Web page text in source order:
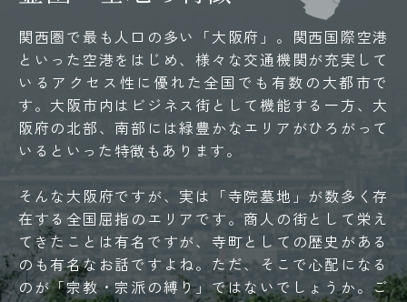
関西圏で最も人口の多い「大阪府」。関西国際空港
といった空港をはじめ、様々な交通機関が充実して
いるアクセス性に優れた全国でも有数の大都市で
す。大阪市内はビジネス街として機能する一方、大
阪府の北部、南部には緑豊かなエリアがひろがって
いるといった特徴もあります。
そんな大阪府ですが、実は「寺院墓地」が数多く存
在する全国屈指のエリアです。商人の街として栄え
てきたことは有名ですが、寺町としての歴史がある
のも有名なお話ですよね。ただ、そこで心配になる
のが「宗教・宗派の縛り」ではないでしょうか。ご